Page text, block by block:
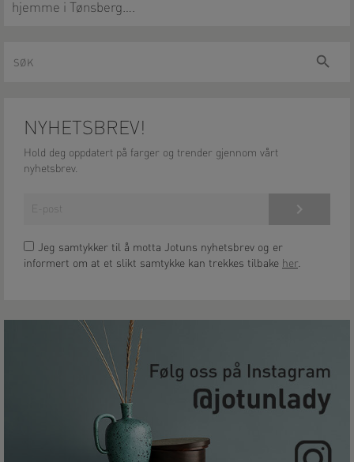
hjemme i Tønsberg….
Søk
NYHETSBREV!
Hold deg oppdatert på farger og trender gjennom vårt
nyhetsbrev.
Jeg samtykker til å motta Jotuns nyhetsbrev og er
informert om at et slikt samtykke kan trekkes tilbake her